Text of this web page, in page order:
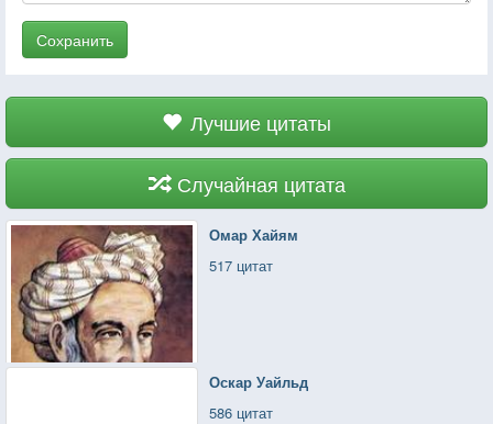
Сохранить
Лучшие цитаты
Случайная цитата
Омар Хайям
517 цитат
Оскар Уайльд
586 цитат